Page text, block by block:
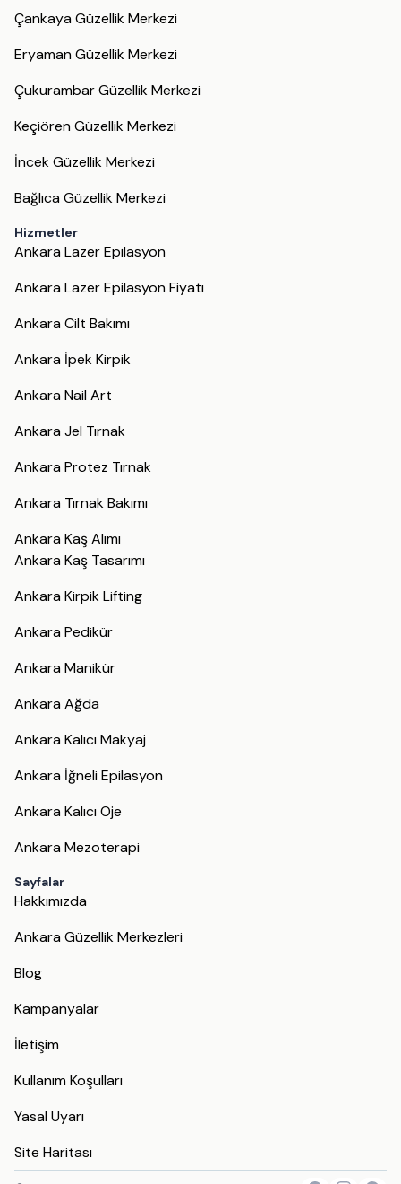
Çankaya Güzellik Merkezi
Eryaman Güzellik Merkezi
Çukurambar Güzellik Merkezi
Keçiören Güzellik Merkezi
İncek Güzellik Merkezi
Bağlıca Güzellik Merkezi
Hizmetler
Ankara Lazer Epilasyon
Ankara Lazer Epilasyon Fiyatı
Ankara Cilt Bakımı
Ankara İpek Kirpik
Ankara Nail Art
Ankara Jel Tırnak
Ankara Protez Tırnak
Ankara Tırnak Bakımı
Ankara Kaş Alımı
Ankara Kaş Tasarımı
Ankara Kirpik Lifting
Ankara Pedikür
Ankara Manikür
Ankara Ağda
Ankara Kalıcı Makyaj
Ankara İğneli Epilasyon
Ankara Kalıcı Oje
Ankara Mezoterapi
Sayfalar
Hakkımızda
Ankara Güzellik Merkezleri
Blog
Kampanyalar
İletişim
Kullanım Koşulları
Yasal Uyarı
Site Haritası